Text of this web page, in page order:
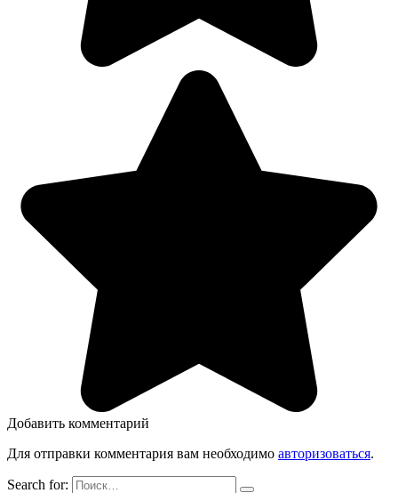
Добавить комментарий
Для отправки комментария вам необходимо авторизоваться.
Search for: